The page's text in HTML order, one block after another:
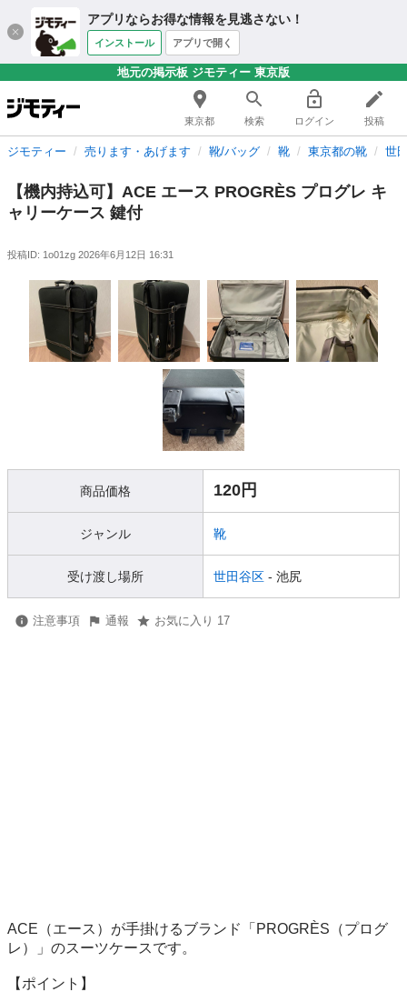
アプリならお得な情報を見逃さない！
インストール アプリで開く
地元の掲示板 ジモティー 東京版
東京都 検索 ログイン 投稿
ジモティー 売ります・あげます 靴/バッグ 靴 東京都の靴 世
​【機内持込可】ACE エース PROGRÈS プログレ キ
ャリーケース 鍵付
投稿ID: 1o01zg 2026年6月12日 16:31
商品価格 120円
ジャンル 靴
受け渡し場所 世田谷区 - 池尻
注意事項 通報 お気に入り 17
ACE（エース）が手掛けるブランド「PROGRÈS（プログ
レ）」のスーツケースです。
​【ポイント】